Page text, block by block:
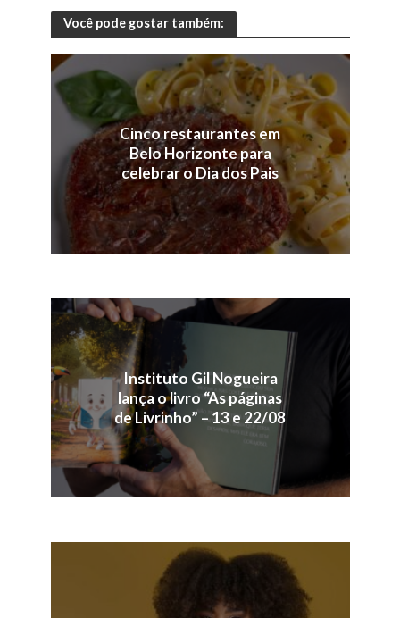
Você pode gostar também:
Cinco restaurantes em
Belo Horizonte para
celebrar o Dia dos Pais
Instituto Gil Nogueira
lança o livro “As páginas
de Livrinho” – 13 e 22/08